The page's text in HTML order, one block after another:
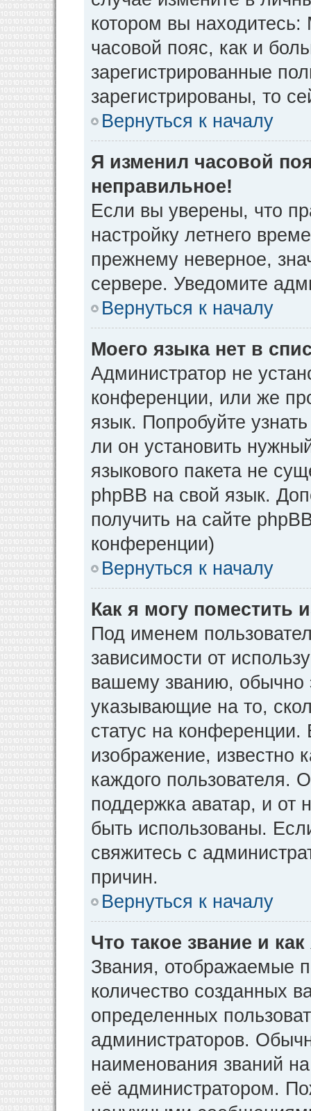
котором вы находитесь:
часовой пояс, как и
зарегистрированные
зарегистрированы, то
Вернуться к началу
Я изменил часовой
неправильное!
Если вы уверены, что
настройку летнего
прежнему неверное,
сервере. Уведомите
Вернуться к началу
Моего языка нет в
Администратор не
конференции, или же
язык. Попробуйте
ли он установить
языкового пакета не
phpBB на свой язык.
получить на сайте
конференции)
Вернуться к началу
Как я могу поместить
Под именем
зависимости от
вашему званию, обычно
указывающие на то,
статус на
изображение, известно
каждого пользователя.
поддержка аватар, и от
быть использованы.
свяжитесь с
причин.
Вернуться к началу
Что такое звание и
Звания, отображаемые
количество созданных
определенных
администраторов.
наименования званий
её администратором.